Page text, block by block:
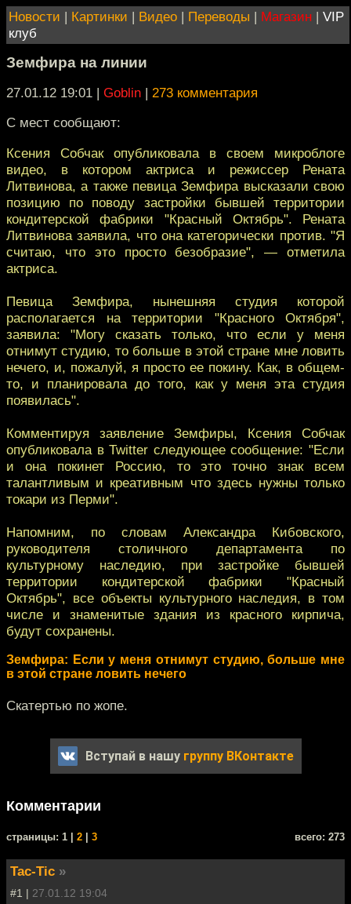
Новости | Картинки | Видео | Переводы | Магазин | VIP
клуб
Земфира на линии
27.01.12 19:01 | Goblin | 273 комментария
С мест сообщают:
Ксения Собчак опубликовала в своем микроблоге
видео, в котором актриса и режиссер Рената
Литвинова, а также певица Земфира высказали свою
позицию по поводу застройки бывшей территории
кондитерской фабрики "Красный Октябрь". Рената
Литвинова заявила, что она категорически против. "Я
считаю, что это просто безобразие", — отметила
актриса.
Певица Земфира, нынешняя студия которой
располагается на территории "Красного Октября",
заявила: "Могу сказать только, что если у меня
отнимут студию, то больше в этой стране мне ловить
нечего, и, пожалуй, я просто ее покину. Как, в общем-
то, и планировала до того, как у меня эта студия
появилась".
Комментируя заявление Земфиры, Ксения Собчак
опубликовала в Twitter следующее сообщение: "Если
и она покинет Россию, то это точно знак всем
талантливым и креативным что здесь нужны только
токари из Перми".
Напомним, по словам Александра Кибовского,
руководителя столичного департамента по
культурному наследию, при застройке бывшей
территории кондитерской фабрики "Красный
Октябрь", все объекты культурного наследия, в том
числе и знаменитые здания из красного кирпича,
будут сохранены.
Земфира: Если у меня отнимут студию, больше мне
в этой стране ловить нечего
Скатертью по жопе.
Вступай в нашу группу ВКонтакте
Комментарии
cтраницы: 1 | 2 3 всего: 273
Tac-Tic »
#1 | 27.01.12 19:04